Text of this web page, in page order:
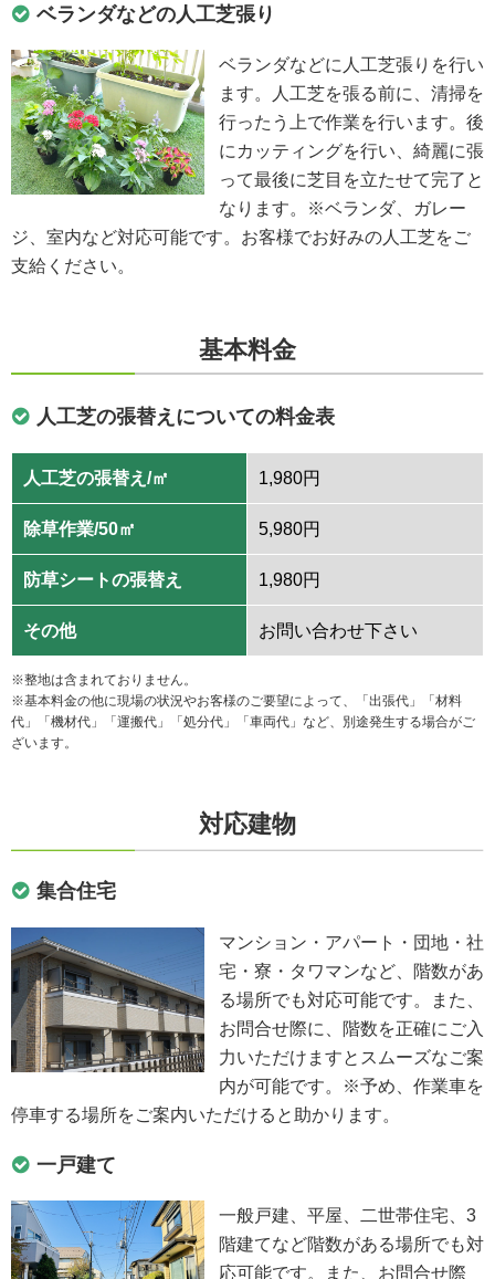
ベランダなどの人工芝張り
ベランダなどに人工芝張りを行い
ます。人工芝を張る前に、清掃を
行ったう上で作業を行います。後
にカッティングを行い、綺麗に張
って最後に芝目を立たせて完了と
なります。※ベランダ、ガレー
ジ、室内など対応可能です。お客様でお好みの人工芝をご
支給ください。
基本料金
人工芝の張替えについての料金表
人工芝の張替え/㎡ 1,980円
除草作業/50㎡ 5,980円
防草シートの張替え 1,980円
その他 お問い合わせ下さい
※整地は含まれておりません。
※基本料金の他に現場の状況やお客様のご要望によって、「出張代」「材料
代」「機材代」「運搬代」「処分代」「車両代」など、別途発生する場合がご
ざいます。
対応建物
集合住宅
マンション・アパート・団地・社
宅・寮・タワマンなど、階数があ
る場所でも対応可能です。また、
お問合せ際に、階数を正確にご入
力いただけますとスムーズなご案
内が可能です。※予め、作業車を
停車する場所をご案内いただけると助かります。
一戸建て
一般戸建、平屋、二世帯住宅、3
階建てなど階数がある場所でも対
応可能です。また、お問合せ際